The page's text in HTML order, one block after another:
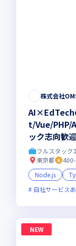
株式会社
AI×EdTech
t/Vue/PHP/
ック志向歓
フルスタック
東京都
Node.js
自社サービス
NEW